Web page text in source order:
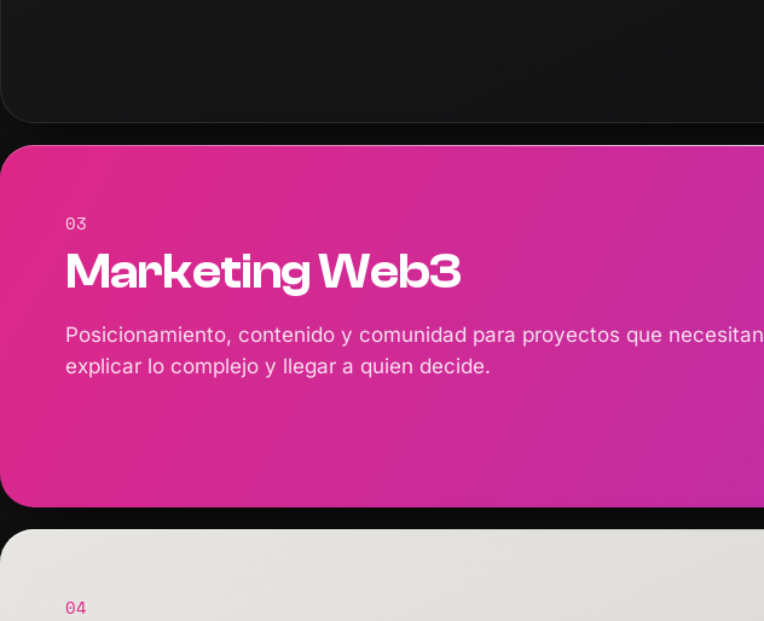
03
Marketing Web3
Posicionamiento, contenido y comunidad para proyectos que necesitan
explicar lo complejo y llegar a quien decide.
04